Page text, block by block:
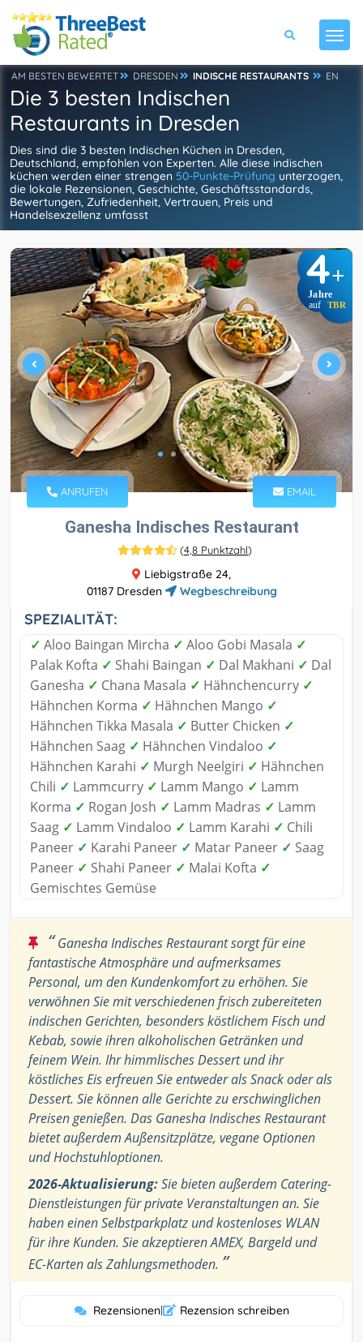
AM BESTEN BEWERTET DRESDEN INDISCHE RESTAURANTS EN
Die 3 besten Indischen
Restaurants in Dresden
Dies sind die 3 besten Indischen Küchen in Dresden,
Deutschland, empfohlen von Experten. Alle diese indischen
küchen werden einer strengen 50-Punkte-Prüfung unterzogen,
die lokale Rezensionen, Geschichte, Geschäftsstandards,
Bewertungen, Zufriedenheit, Vertrauen, Preis und
Handelsexzellenz umfasst
4+
Jahre
auf TBR
ANRUFEN EMAIL
Ganesha Indisches Restaurant
(4,8 Punktzahl)
Liebigstraße 24,
01187 Dresden
Wegbeschreibung
SPEZIALITÄT:
✓ Aloo Baingan Mircha ✓ Aloo Gobi Masala ✓
Palak Kofta ✓ Shahi Baingan ✓ Dal Makhani ✓ Dal
Ganesha ✓ Chana Masala ✓ Hähnchencurry ✓
Hähnchen Korma ✓ Hähnchen Mango ✓
Hähnchen Tikka Masala ✓ Butter Chicken ✓
Hähnchen Saag ✓ Hähnchen Vindaloo ✓
Hähnchen Karahi ✓ Murgh Neelgiri ✓ Hähnchen
Chili ✓ Lammcurry ✓ Lamm Mango ✓ Lamm
Korma ✓ Rogan Josh ✓ Lamm Madras ✓ Lamm
Saag ✓ Lamm Vindaloo ✓ Lamm Karahi ✓ Chili
Paneer ✓ Karahi Paneer ✓ Matar Paneer ✓ Saag
Paneer ✓ Shahi Paneer ✓ Malai Kofta ✓
Gemischtes Gemüse
“Ganesha Indisches Restaurant sorgt für eine
fantastische Atmosphäre und aufmerksames
Personal, um den Kundenkomfort zu erhöhen. Sie
verwöhnen Sie mit verschiedenen frisch zubereiteten
indischen Gerichten, besonders köstlichem Fisch und
Kebab, sowie ihren alkoholischen Getränken und
feinem Wein. Ihr himmlisches Dessert und ihr
köstliches Eis erfreuen Sie entweder als Snack oder als
Dessert. Sie können alle Gerichte zu erschwinglichen
Preisen genießen. Das Ganesha Indisches Restaurant
bietet außerdem Außensitzplätze, vegane Optionen
und Hochstuhloptionen.
2026-Aktualisierung:Sie bieten außerdem Catering-
Dienstleistungen für private Veranstaltungen an. Sie
haben einen Selbstparkplatz und kostenloses WLAN
für ihre Kunden. Sie akzeptieren AMEX, Bargeld und
EC-Karten als Zahlungsmethoden. ”
Rezensionen| Rezension schreiben